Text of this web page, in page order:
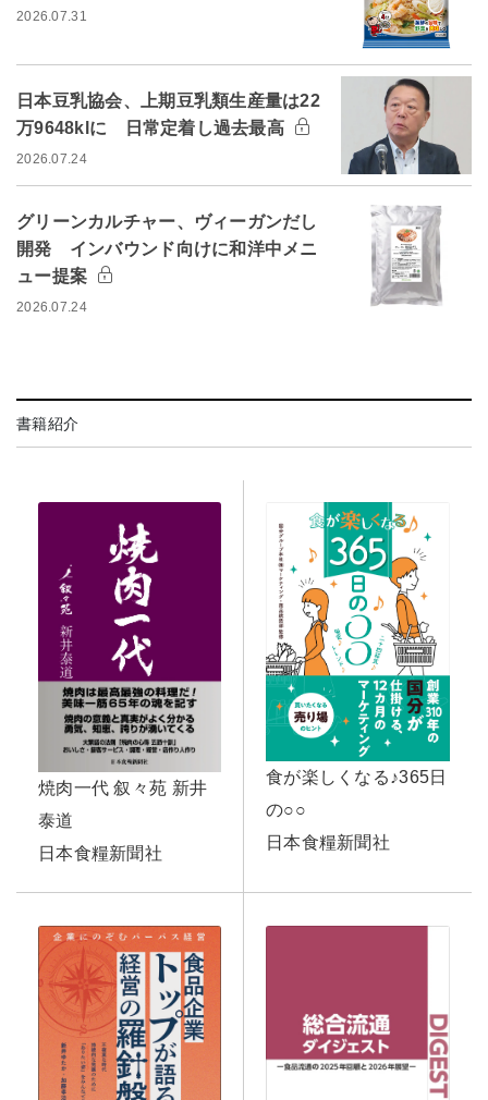
2026.07.31
日本豆乳協会、上期豆乳類生産量は22
万9648klに 日常定着し過去最高
2026.07.24
グリーンカルチャー、ヴィーガンだし
開発 インバウンド向けに和洋中メニ
ュー提案
2026.07.24
書籍紹介
焼肉一代 叙々苑 新井
泰道
日本食糧新聞社
食が楽しくなる♪365日
の○○
日本食糧新聞社